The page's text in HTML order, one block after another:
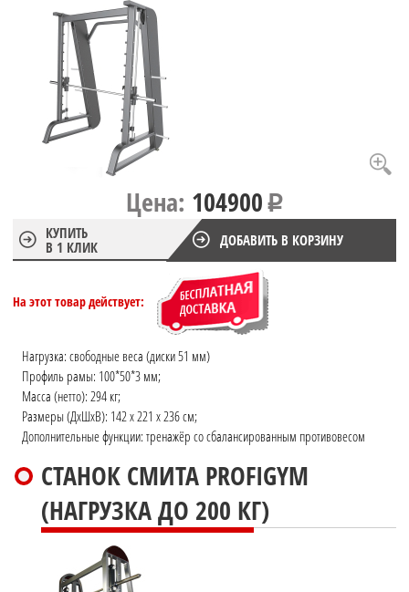
Цена: 104900
КУПИТЬ
В 1 КЛИК
ДОБАВИТЬ В КОРЗИНУ
На этот товар действует:
Нагрузка: свободные веса (диски 51 мм)
Профиль рамы: 100*50*3 мм;
Масса (нетто): 294 кг;
Размеры (ДхШхВ): 142 x 221 x 236 см;
Дополнительные функции: тренажёр со сбалансированным противовесом
СТАНОК СМИТА PROFIGYM
(НАГРУЗКА ДО 200 КГ)